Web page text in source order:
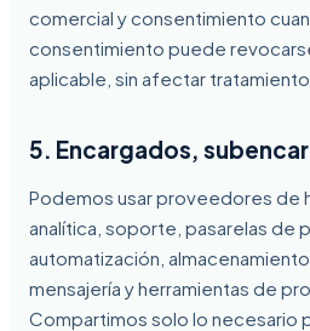
comercial y consentimiento
consentimiento puede
aplicable, sin afectar
5. Encargados,
Podemos usar proveedores de
analítica, soporte, pasarelas de
automatización,
mensajería y herramientas de
Compartimos solo lo necesario